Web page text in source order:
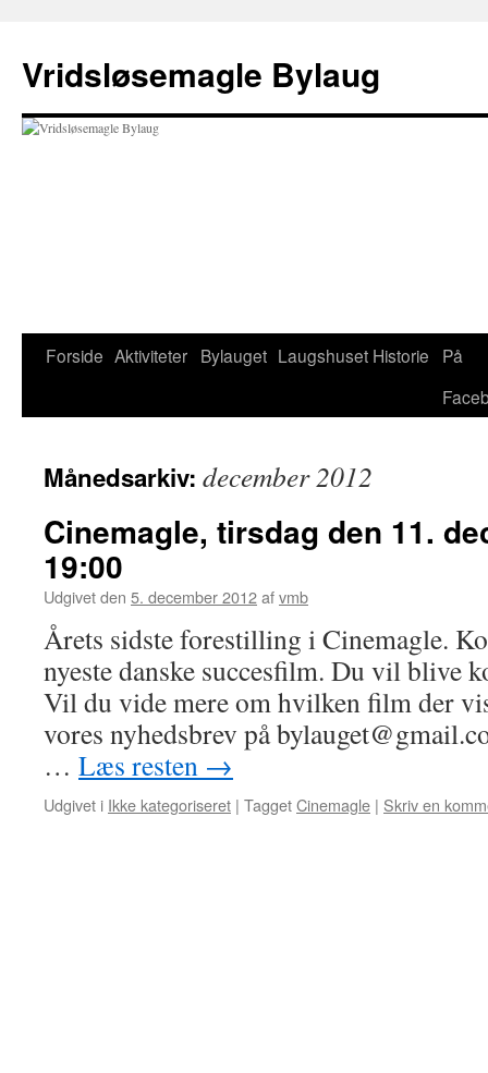
indhold
Vridsløsemagle Bylaug
Forside Aktiviteter Bylauget Laugshuset Historie
På
Månedsarkiv: december 2012
Cinemagle, tirsdag den 11.
19:00
Udgivet den 5. december 2012afvmb
Årets sidste forestilling i Cinemagle.
nyeste danske succesfilm. Du vil blive
Vil du vide mere om hvilken film der
vores nyhedsbrev på
… Læs resten →
Udgivet i Ikke kategoriseret | TaggetCinemagle | Skriv en